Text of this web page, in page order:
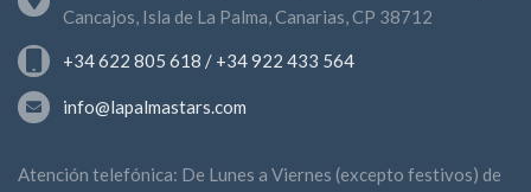
Cancajos, Isla de La Palma, Canarias, CP 38712
+34 622 805 618 / +34 922 433 564
info@lapalmastars.com
Atención telefónica: De Lunes a Viernes (excepto festivos) de